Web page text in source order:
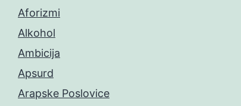
Aforizmi
Alkohol
Ambicija
Apsurd
Arapske Poslovice